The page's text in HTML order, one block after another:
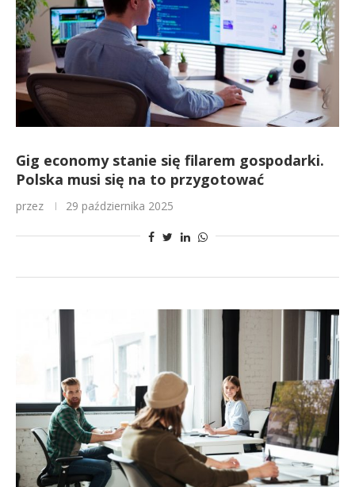
Gig economy stanie się filarem gospodarki.
Polska musi się na to przygotować
przez 29 października 2025